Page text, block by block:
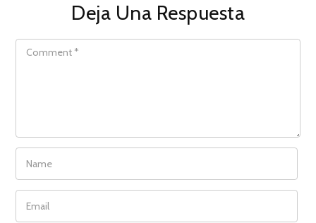
Deja Una Respuesta
COMMENT
NAME
EMAIL